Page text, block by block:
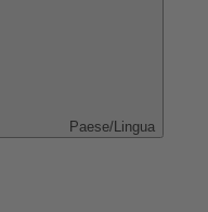
Paese/Lingua